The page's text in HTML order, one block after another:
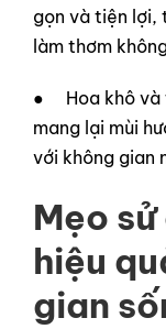
gọn và tiện lợi,
làm thơm
● Hoa khô và
mang lại mùi
với không gian
Mẹo
hiệu
gian